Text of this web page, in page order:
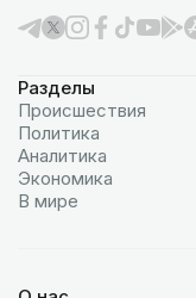
Разделы
Происшествия
Политика
Аналитика
Экономика
В мире